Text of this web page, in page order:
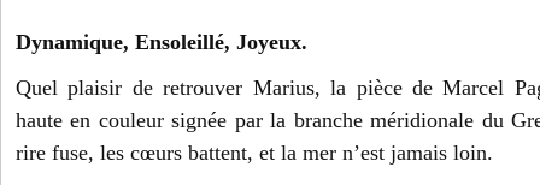
Dynamique, Ensoleillé, Joyeux.
Quel plaisir de retrouver Marius, la pièce de Marcel
haute en couleur signée par la branche méridionale du
rire fuse, les cœurs battent, et la mer n’est jamais loin.